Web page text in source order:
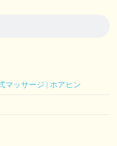
マッサージ | ホアヒン